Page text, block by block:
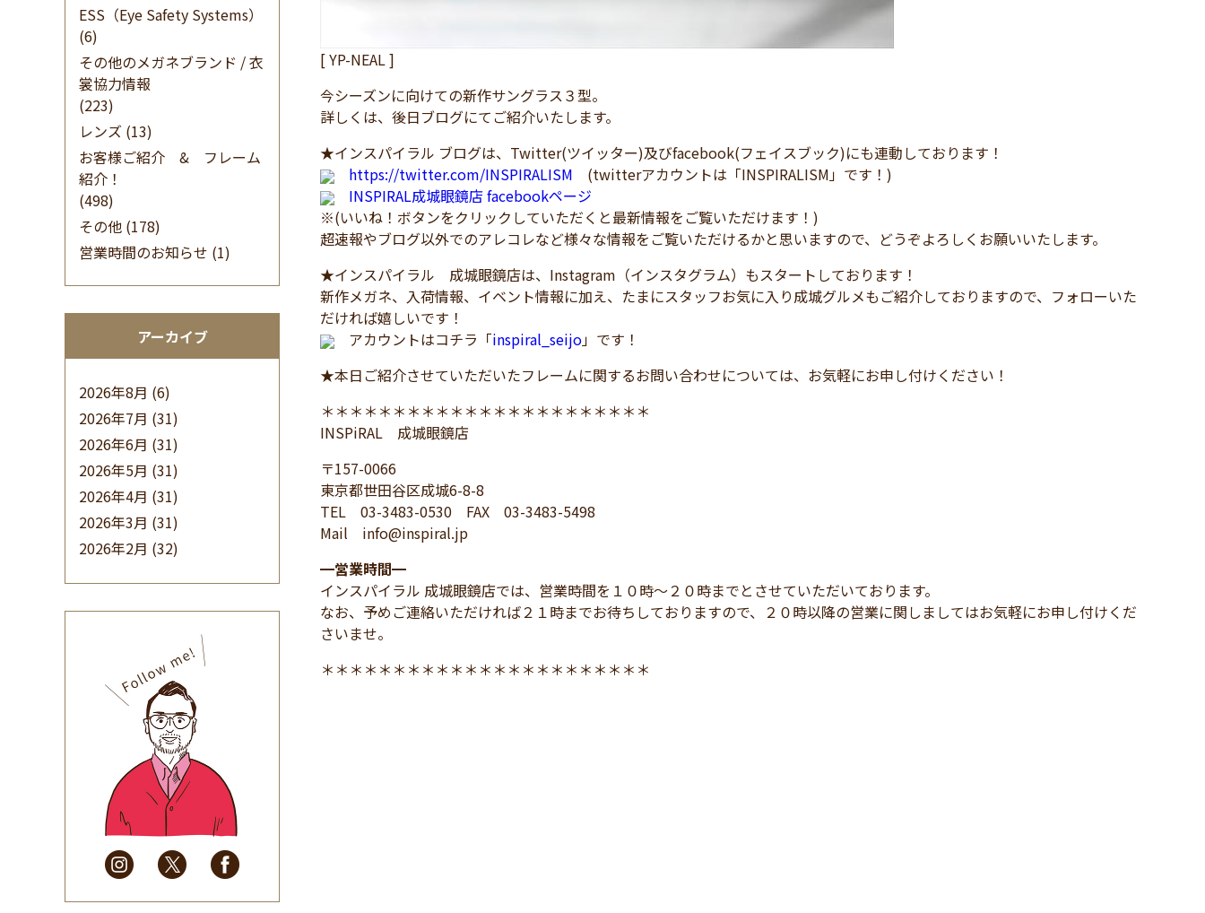
ESS（Eye Safety Systems）
(6)
その他のメガネブランド / 衣
裳協力情報
(223)
レンズ (13)
お客様ご紹介 & フレーム
紹介！
(498)
その他 (178)
営業時間のお知らせ (1)
アーカイブ
2026年8月 (6)
2026年7月 (31)
2026年6月 (31)
2026年5月 (31)
2026年4月 (31)
2026年3月 (31)
2026年2月 (32)
(32)
2025年9月(30)
2025年8月(31)
2025年7月(37)
2025年6月(48)
2025年5月
(41)
2025年4月
(32)
2025年3月(31)
2025年2月
(28)
2025年1月
(34)
[ YP-NEAL ]
今シーズンに向けての新作サングラス３型。
詳しくは、後日ブログにてご紹介いたします。
★インスパイラル ブログは、Twitter(ツイッター)及びfacebook(フェイスブック)にも連動しております！
https://twitter.com/INSPIRALISM (twitterアカウントは「INSPIRALISM」です！)
INSPIRAL成城眼鏡店 facebookページ
※(いいね！ボタンをクリックしていただくと最新情報をご覧いただけます！)
超速報やブログ以外でのアレコレなど様々な情報をご覧いただけるかと思いますので、どうぞよろしくお願いいたします。
★インスパイラル 成城眼鏡店は、Instagram（インスタグラム）もスタートしております！
新作メガネ、入荷情報、イベント情報に加え、たまにスタッフお気に入り成城グルメもご紹介しておりますので、フォローいた
だければ嬉しいです！
アカウントはコチラ「inspiral_seijo」です！
★本日ご紹介させていただいたフレームに関するお問い合わせについては、お気軽にお申し付けください！
＊＊＊＊＊＊＊＊＊＊＊＊＊＊＊＊＊＊＊＊＊＊＊
INSPiRAL 成城眼鏡店
〒157-0066
東京都世田谷区成城6-8-8
TEL 03-3483-0530 FAX 03-3483-5498
Mail info@inspiral.jp
━営業時間━
インスパイラル 成城眼鏡店では、営業時間を１０時～２０時までとさせていただいております。
なお、予めご連絡いただければ２１時までお待ちしておりますので、２０時以降の営業に関しましてはお気軽にお申し付けくだ
さいませ。
＊＊＊＊＊＊＊＊＊＊＊＊＊＊＊＊＊＊＊＊＊＊＊